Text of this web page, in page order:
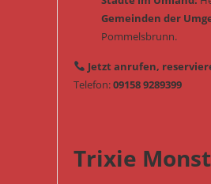
Gemeinden der
Pommelsbrunn.
Jetzt anrufen,
Telefon:09158 9289399
Trixie